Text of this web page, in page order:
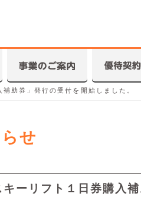
助券」発行の受付を開始しました。
せ
キーリフト１日券購入